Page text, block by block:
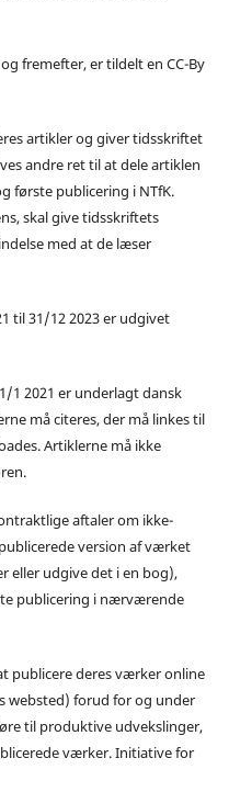
fremefter, er tildelt en CC-By
artikler og giver tidsskriftet
andre ret til at dele artiklen
første publicering i NTfK.
skal give tidsskriftets
med at de læser
til 31/12 2023 er udgivet
1 2021 er underlagt dansk
må citeres, der må linkes til
Artiklerne må ikke
aftaler om ikke-
version af værket
eller udgive det i en bog),
publicering i nærværende
publicere deres værker online
websted) forud for og under
til produktive udvekslinger,
værker. Initiative for